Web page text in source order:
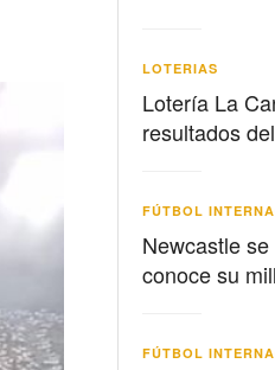
LOTERIAS
Lotería La
resultados
FÚTBOL
Newcastle
conoce su
FÚTBOL